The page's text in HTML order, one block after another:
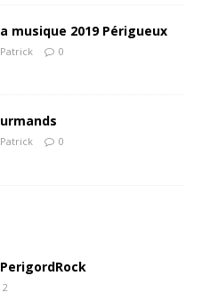
musique 2019 Périgueux
Patrick 0
Patrick 0
2